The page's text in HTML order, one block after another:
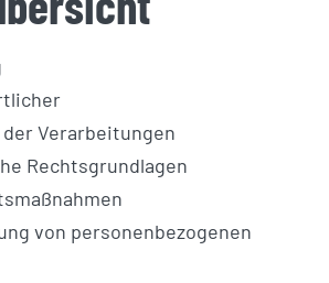
Verarbeitungen
Rechtsgrundlagen
von personenbezogenen